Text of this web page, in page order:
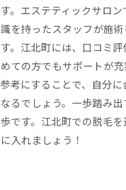
。エステティックサロン
を持ったスタッフが施術
。江北町には、口コミ
ての方でもサポートが
考にすることで、自分
るでしょう。一歩踏み
です。江北町での脱毛を
入れましょう！